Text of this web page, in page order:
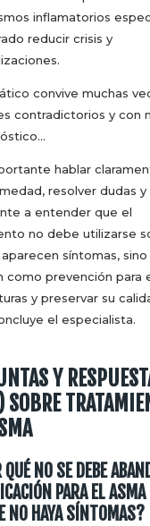
inflamatorios
reducir crisis y
convive muchas
contradictorios y con
hablar
resolver dudas y
a entender que el
no debe utilizarse
síntomas, sino
como prevención para
y preservar su
el especialista.
Y
SOBRE
NO SE DEBE
PARA EL ASMA
NO HAYA SÍNTOMAS?